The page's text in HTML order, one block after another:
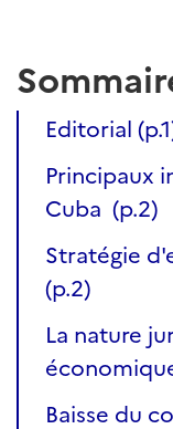
Editorial
Principaux
Cuba (p.2)
Stratégie
(p.2)
La nature
Baisse du